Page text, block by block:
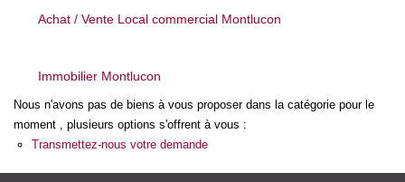
Nos Actualités
Achat / Vente Local commercial Montlucon
Immobilier Montlucon
Nous n'avons pas de biens à vous proposer dans la catégorie pour le
moment , plusieurs options s'offrent à vous :
Transmettez-nous votre demande